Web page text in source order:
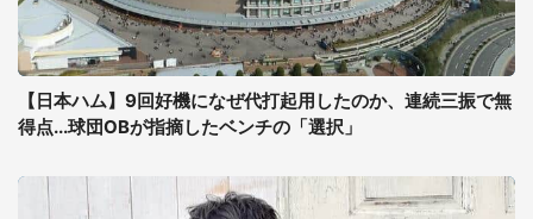
【日本ハム】9回好機になぜ代打起用したのか、連続三振で無
得点...球団OBが指摘したベンチの「選択」